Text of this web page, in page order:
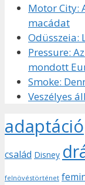
Motor City:
macádat
Odüsszeia:
Pressure:
mondott
Smoke:
Veszélyes
adaptáció
család Disney
felnövéstörténet